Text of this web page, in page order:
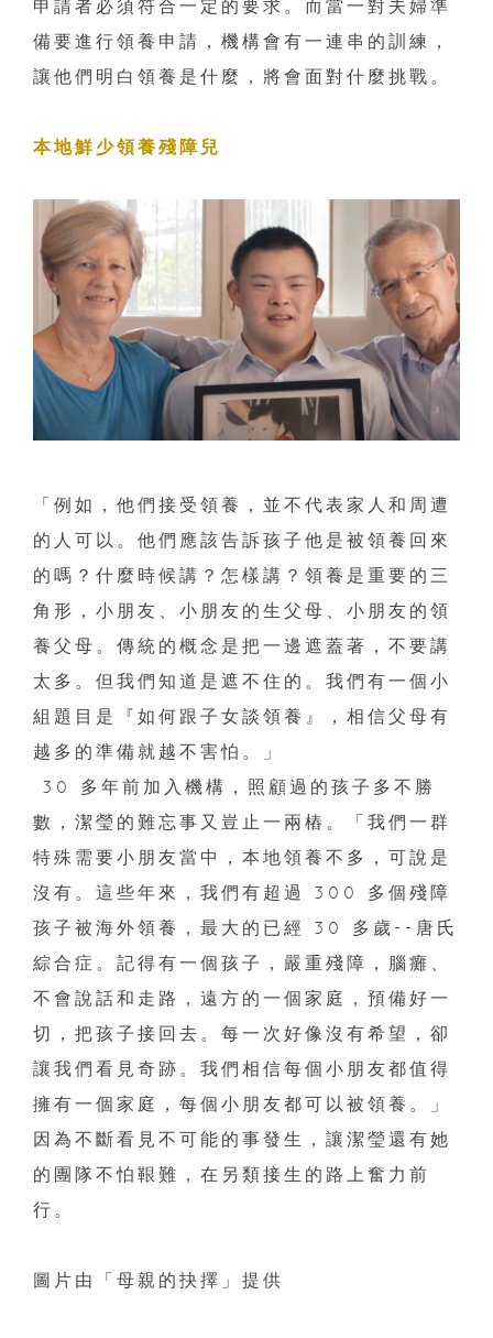
申請者必須符合一定的要求。而當一對夫婦準
備要進行領養申請，機構會有一連串的訓練，
讓他們明白領養是什麼，將會面對什麼挑戰。
本地鮮少領養殘障兒
「例如，他們接受領養，並不代表家人和周遭
的人可以。他們應該告訴孩子他是被領養回來
的嗎？什麼時候講？怎樣講？領養是重要的三
角形，小朋友、小朋友的生父母、小朋友的領
養父母。傳統的概念是把一邊遮蓋著，不要講
太多。但我們知道是遮不住的。我們有一個小
組題目是『如何跟子女談領養』，相信父母有
越多的準備就越不害怕。」
30 多年前加入機構，照顧過的孩子多不勝
數，潔瑩的難忘事又豈止一兩樁。「我們一群
特殊需要小朋友當中，本地領養不多，可說是
沒有。這些年來，我們有超過 300 多個殘障
孩子被海外領養，最大的已經 30 多歲--唐氏
綜合症。記得有一個孩子，嚴重殘障，腦癱、
不會說話和走路，遠方的一個家庭，預備好一
切，把孩子接回去。每一次好像沒有希望，卻
讓我們看見奇跡。我們相信每個小朋友都值得
擁有一個家庭，每個小朋友都可以被領養。」
因為不斷看見不可能的事發生，讓潔瑩還有她
的團隊不怕鞎難，在另類接生的路上奮力前
行。
圖片由「母親的抉擇」提供